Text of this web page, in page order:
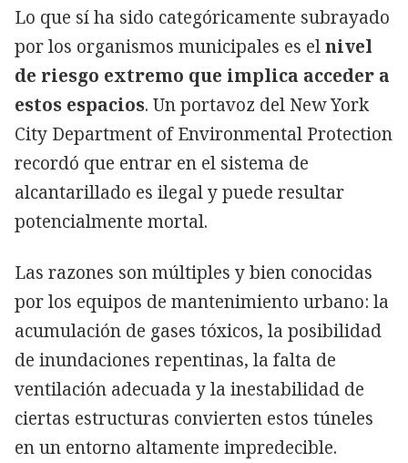
Lo que sí ha sido categóricamente subrayado
por los organismos municipales es elnivel
de riesgo extremo que implica acceder a
estos espacios. Un portavoz del New York
City Department of Environmental Protection
recordó que entrar en el sistema de
alcantarillado es ilegal y puede resultar
potencialmente mortal.
Las razones son múltiples y bien conocidas
por los equipos de mantenimiento urbano: la
acumulación de gases tóxicos, la posibilidad
de inundaciones repentinas, la falta de
ventilación adecuada y la inestabilidad de
ciertas estructuras convierten estos túneles
en un entorno altamente impredecible.